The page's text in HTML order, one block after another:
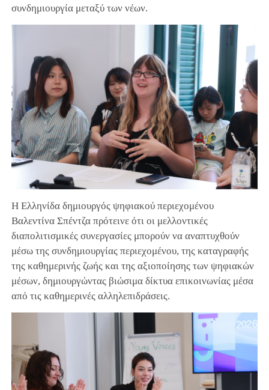
συνδημιουργία μεταξύ των νέων.
Η Ελληνίδα δημιουργός ψηφιακού περιεχομένου
Βαλεντίνα Σπέντζα πρότεινε ότι οι μελλοντικές
διαπολιτισμικές συνεργασίες μπορούν να αναπτυχθούν
μέσω της συνδημιουργίας περιεχομένου, της καταγραφής
της καθημερινής ζωής και της αξιοποίησης των ψηφιακών
μέσων, δημιουργώντας βιώσιμα δίκτυα επικοινωνίας μέσα
από τις καθημερινές αλληλεπιδράσεις.